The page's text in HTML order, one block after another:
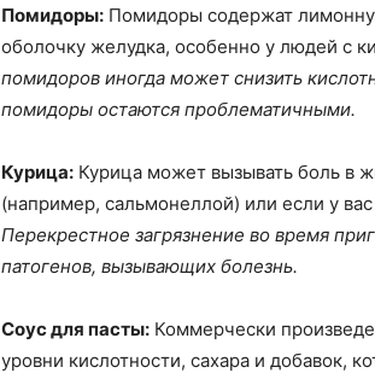
Помидоры: Помидоры содержат
оболочку желудка, особенно у людей с
помидоров иногда может снизить
помидоры остаются проблематичными.
Курица: Курица может вызывать боль в
(например, сальмонеллой) или если у
Перекрестное загрязнение во время
патогенов, вызывающих болезнь.
Соус для пасты: Коммерчески
уровни кислотности, сахара и добавок,